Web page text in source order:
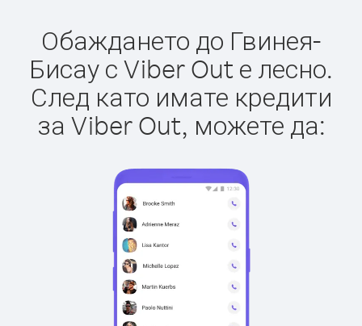
Обаждането до Гвинея-
Бисау с Viber Out е лесно.
След като имате кредити
за Viber Out, можете да: